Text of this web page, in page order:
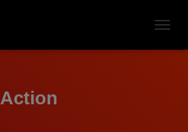
Action